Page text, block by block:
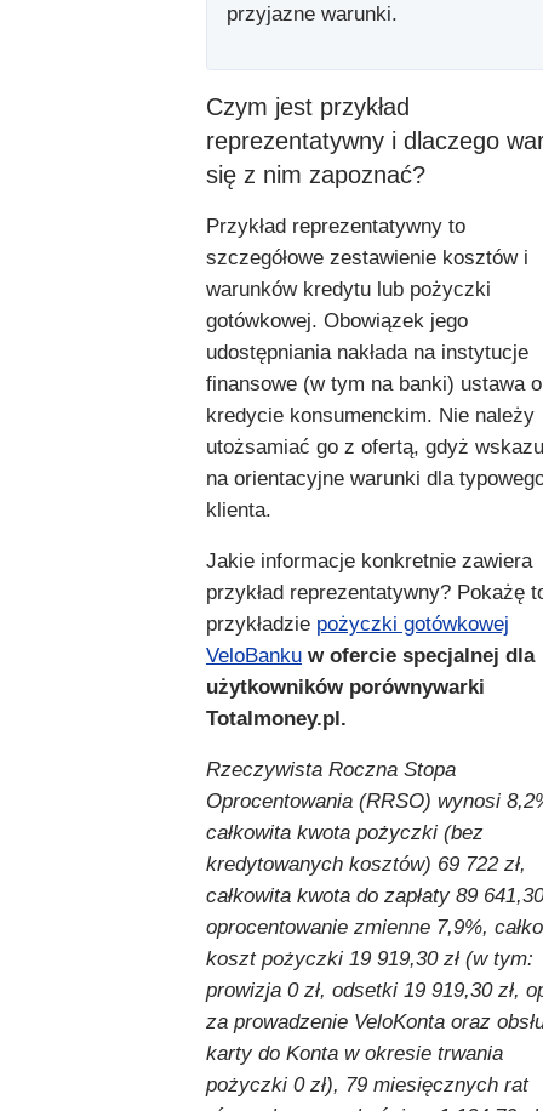
przyjazne warunki.
Czym jest przykład
reprezentatywny i dlaczego
się z nim zapoznać?
Przykład reprezentatywny to
szczegółowe zestawienie kosztów i
warunków kredytu lub pożyczki
gotówkowej. Obowiązek jego
udostępniania nakłada na instytucje
finansowe (w tym na banki) ustawa o
kredycie konsumenckim. Nie należy
utożsamiać go z ofertą, gdyż
na orientacyjne warunki dla
klienta.
Jakie informacje konkretnie zawiera
przykład reprezentatywny? Pokażę
przykładzie pożyczki gotówkowej
VeloBanku w ofercie specjalnej dla
użytkowników porównywarki
Totalmoney.pl.
Rzeczywista Roczna Stopa
Oprocentowania (RRSO) wynosi
całkowita kwota pożyczki (bez
kredytowanych kosztów) 69 722 zł,
całkowita kwota do zapłaty 89
oprocentowanie zmienne 7,9%,
koszt pożyczki 19 919,30 zł (w tym:
prowizja 0 zł, odsetki 19 919,30 zł,
za prowadzenie VeloKonta oraz
karty do Konta w okresie trwania
pożyczki 0 zł), 79 miesięcznych rat